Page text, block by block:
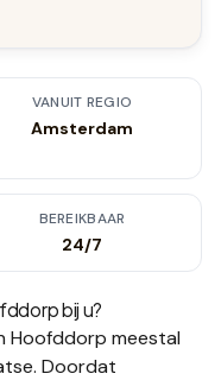
VANUIT REGIO
Amsterdam
BEREIKBAAR
24/7
bij u?
Hoofddorp meestal
Doordat